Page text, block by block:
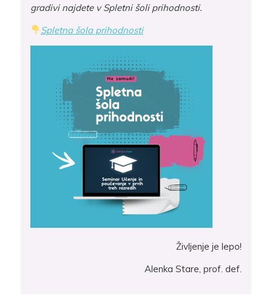
gradivi najdete v Spletni šoli prihodnosti.
Spletna šola prihodnosti
Življenje je lepo!
Alenka Stare, prof. def.